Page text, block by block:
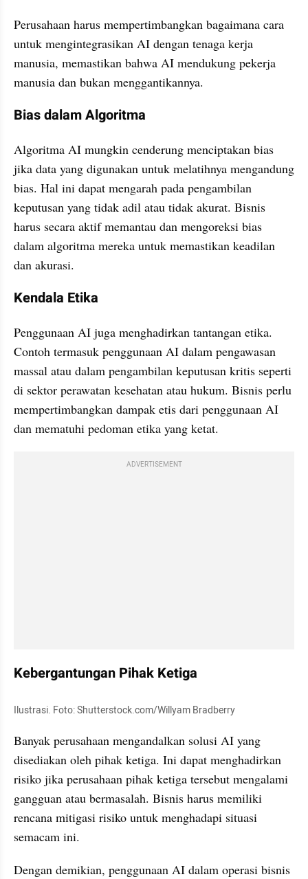
Perusahaan harus mempertimbangkan bagaimana cara
untuk mengintegrasikan AI dengan tenaga kerja
manusia, memastikan bahwa AI mendukung pekerja
manusia dan bukan menggantikannya.
Bias dalam Algoritma
Algoritma AI mungkin cenderung menciptakan bias
jika data yang digunakan untuk melatihnya mengandung
bias. Hal ini dapat mengarah pada pengambilan
keputusan yang tidak adil atau tidak akurat. Bisnis
harus secara aktif memantau dan mengoreksi bias
dalam algoritma mereka untuk memastikan keadilan
dan akurasi.
Kendala Etika
Penggunaan AI juga menghadirkan tantangan etika.
Contoh termasuk penggunaan AI dalam pengawasan
massal atau dalam pengambilan keputusan kritis seperti
di sektor perawatan kesehatan atau hukum. Bisnis perlu
mempertimbangkan dampak etis dari penggunaan AI
dan mematuhi pedoman etika yang ketat.
ADVERTISEMENT
Kebergantungan Pihak Ketiga
Ilustrasi. Foto: Shutterstock.com/Willyam Bradberry
Banyak perusahaan mengandalkan solusi AI yang
disediakan oleh pihak ketiga. Ini dapat menghadirkan
risiko jika perusahaan pihak ketiga tersebut mengalami
gangguan atau bermasalah. Bisnis harus memiliki
rencana mitigasi risiko untuk menghadapi situasi
semacam ini.
Dengan demikian, penggunaan AI dalam operasi bisnis